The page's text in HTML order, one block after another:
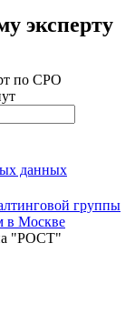
эксперту
по СРО
данных
"РОСТ"